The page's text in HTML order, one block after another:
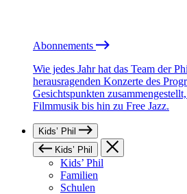
Abonnements
Wie jedes Jahr hat das Team der
herausragenden Konzerte des
Gesichtspunkten
Filmmusik bis hin zu Free Jazz.
Kids’ Phil
Kids’ Phil
Kids’ Phil
Familien
Schulen